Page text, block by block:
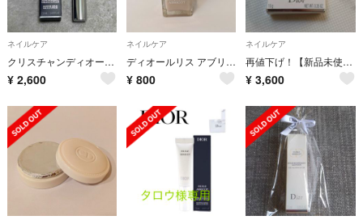
ネイルケア
クリスチャンディオール セラム ネイル オイル アブリコ 7.5ml
¥ 2,600
ネイルケア
ディオールリス アブリコ 800
¥ 800
ネイルケア
再値下げ！【新品未使用】Dior クレームアブリコ ネイルクリーム
¥ 3,600